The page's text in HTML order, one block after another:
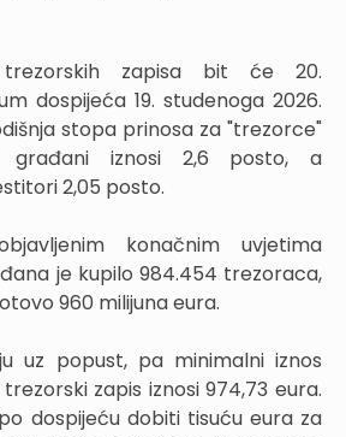
trezorskih zapisa bit će 20.
dospijeća 19. studenoga 2026.
stopa prinosa za "trezorce"
građani iznosi 2,6 posto, a
2,05 posto.
konačnim uvjetima
je kupilo 984.454 trezoraca,
960 milijuna eura.
uz popust, pa minimalni iznos
zapis iznosi 974,73 eura.
dospijeću dobiti tisuću eura za